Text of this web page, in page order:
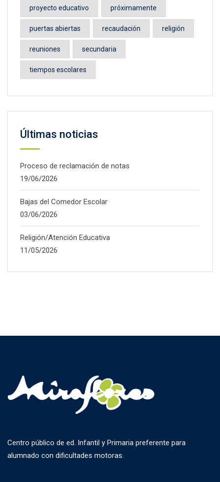
proyecto educativo próximamente
puertas abiertas recaudación religión
reuniones secundaria
tiempos escolares
Últimas noticias
Proceso de reclamación de notas
19/06/2026
Bajas del Comedor Escolar
03/06/2026
Religión/Atención Educativa
11/05/2026
Centro público de ed. Infantil y Primaria preferente para
alumnado con dificultades motoras.